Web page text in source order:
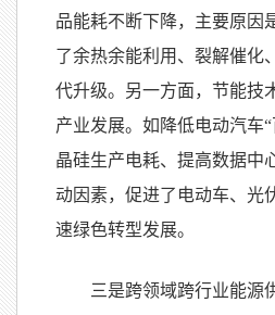
品能耗不断下降，主要原因
了余热余能利用、裂解催化
代升级。另一方面，节能技
产业发展。如降低电动汽车
晶硅生产电耗、提高数据中
动因素，促进了电动车、光
速绿色转型发展。
三是跨领域跨行业能源